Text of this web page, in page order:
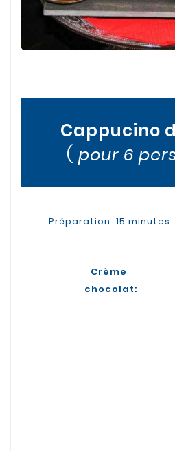
Cappucino
( pour 6
Préparation: 15 minutes
Crème
chocolat: